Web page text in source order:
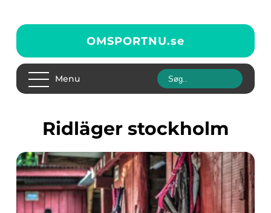
OMSPORTNU.se
Menu
ridläger stockholm